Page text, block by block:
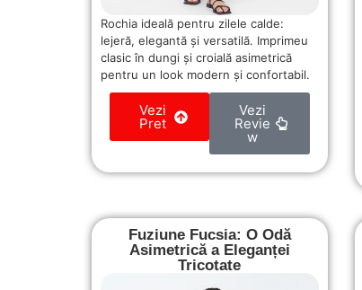
Rochia ideală pentru zilele calde:
lejeră, elegantă și versatilă. Imprimeu
clasic în dungi și croială asimetrică
pentru un look modern și confortabil.
Vezi
Pret
Vezi
Revie
w
Fuziune Fucsia: O Odă
Asimetrică a Eleganței
Tricotate